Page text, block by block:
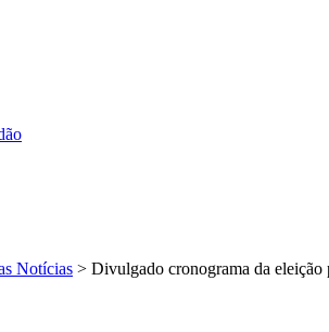
Notícias > Divulgado cronograma da